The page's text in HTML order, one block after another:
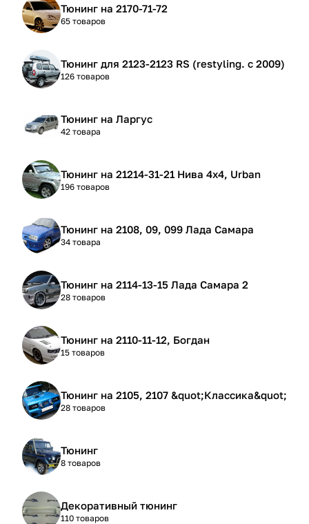
Тюнинг на 2170-71-72
65 товаров
Тюнинг для 2123-2123 RS (restyling. с 2009)
126 товаров
Тюнинг на Ларгус
42 товара
Тюнинг на 21214-31-21 Нива 4х4, Urban
196 товаров
Тюнинг на 2108, 09, 099 Лада Самара
34 товара
Тюнинг на 2114-13-15 Лада Самара 2
28 товаров
Тюнинг на 2110-11-12, Богдан
15 товаров
Тюнинг на 2105, 2107 &quot;Классика&quot;
28 товаров
Тюнинг
8 товаров
Декоративный тюнинг
110 товаров